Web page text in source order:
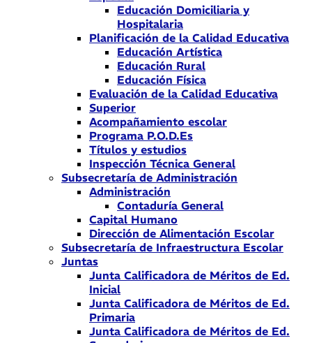
Educación Domiciliaria y
Hospitalaria
Planificación de la Calidad Educativa
Educación Artística
Educación Rural
Educación Física
Evaluación de la Calidad Educativa
Superior
Acompañamiento escolar
Programa P.O.D.Es
Títulos y estudios
Inspección Técnica General
Subsecretaría de Administración
Administración
Contaduría General
Capital Humano
Dirección de Alimentación Escolar
Subsecretaría de Infraestructura Escolar
Juntas
Junta Calificadora de Méritos de Ed.
Inicial
Junta Calificadora de Méritos de Ed.
Primaria
Junta Calificadora de Méritos de Ed.